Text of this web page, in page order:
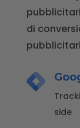
di
side